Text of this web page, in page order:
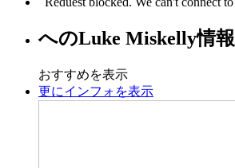
へのLuke Miskelly情報
おすすめを表示
更にインフォを表示